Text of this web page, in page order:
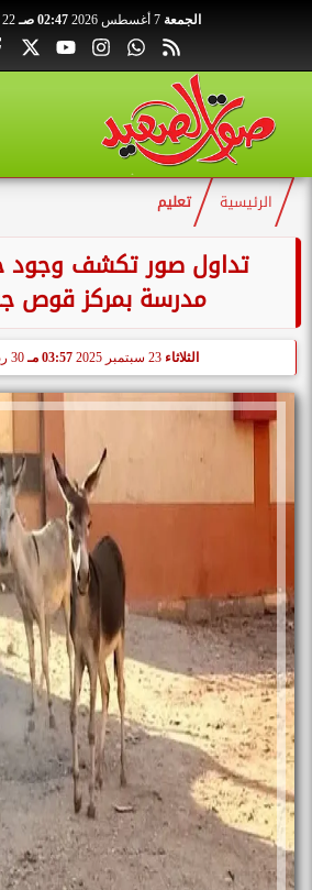
الجمعة 7 أغسطس 2026 02:47 صـ 22 صفر 1448
الرئيسية تعليم
تداول صور تكشف وجود
مدرسة بمركز قوص
الثلاثاء 23 سبتمبر 2025 03:57 مـ 30 ربيع أول 1447